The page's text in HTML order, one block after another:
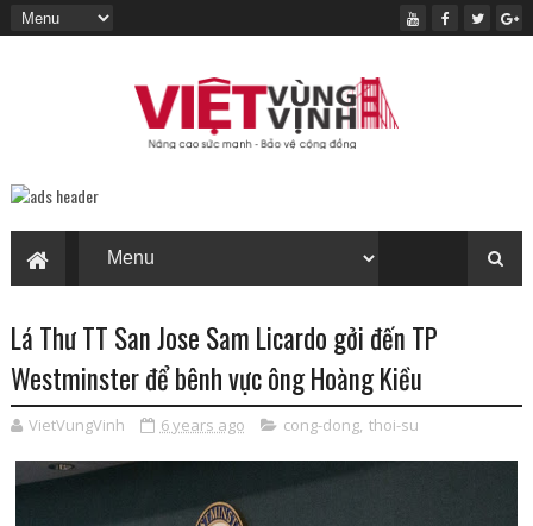
Lá Thư TT San Jose Sam Licardo gởi đến TP
Westminster để bênh vực ông Hoàng Kiều
VietVungVinh 6 years ago cong-dong, thoi-su